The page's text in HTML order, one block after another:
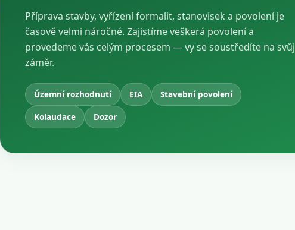
Příprava stavby, vyřízení formalit, stanovisek a povolení je
časově velmi náročné. Zajistíme veškerá povolení a
provedeme vás celým procesem — vy se soustředíte na svůj
záměr.
Územní rozhodnutí EIA
Stavební povolení
Kolaudace
Dozor